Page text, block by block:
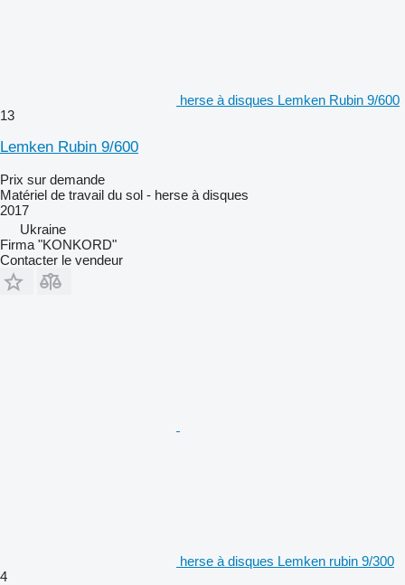
herse à disques Lemken Rubin 9/600
13
Lemken Rubin 9/600
Prix sur demande
Matériel de travail du sol - herse à disques
2017
Ukraine
Firma "KONKORD"
Contacter le vendeur
herse à disques Lemken rubin 9/300
4